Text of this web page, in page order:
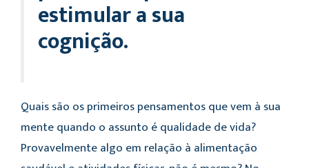
estimular a sua
cognição.
Quais são os primeiros pensamentos que vem à sua
mente quando o assunto é qualidade de vida?
Provavelmente algo em relação à alimentação